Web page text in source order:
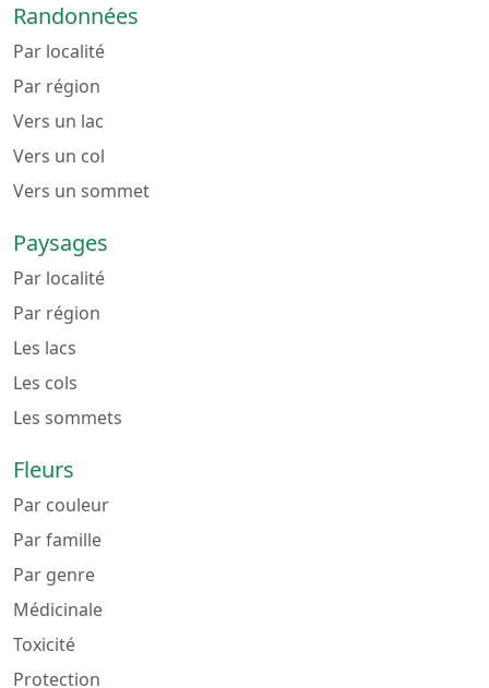
Randonnées
Par localité
Par région
Vers un lac
Vers un col
Vers un sommet
Paysages
Par localité
Par région
Les lacs
Les cols
Les sommets
Fleurs
Par couleur
Par famille
Par genre
Médicinale
Toxicité
Protection